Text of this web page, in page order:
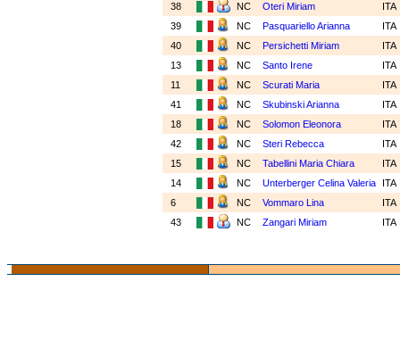
38
NC Oteri Miriam
ITA
39
NC Pasquariello Arianna
ITA
40
NC Persichetti Miriam
ITA
13
NC Santo Irene
ITA
11
NC Scurati Maria
ITA
41
NC Skubinski Arianna
ITA
18
NC Solomon Eleonora
ITA
42
NC Steri Rebecca
ITA
15
NC Tabellini Maria Chiara
ITA
14
NC Unterberger Celina Valeria
ITA
6
NC Vommaro Lina
ITA
43
NC Zangari Miriam ITA